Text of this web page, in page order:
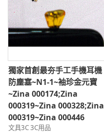
獨家首創最夯手工手機耳機
防塵塞~N1-1~袖珍金元寶
~Zina 000174;Zina
000319~Zina 000328;Zina
000319~Zina 000446
文具3C 3C用品